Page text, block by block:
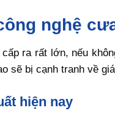
nghệ
ra rất lớn, nếu
sẽ bị cạnh tranh về
hiện nay